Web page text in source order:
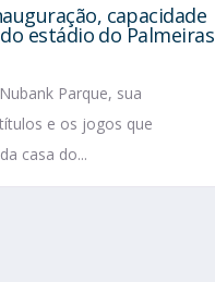
capacidade
estádio do Palmeiras
Parque, sua
e os jogos que
casa do...